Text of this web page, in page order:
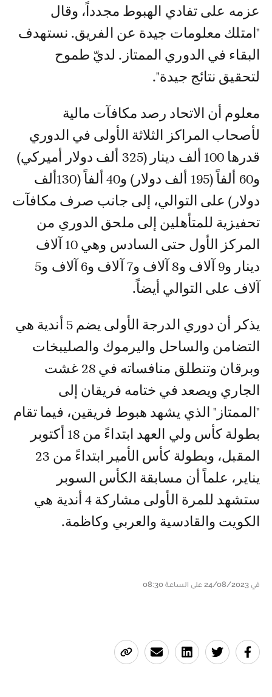
عزمه على تفادي الهبوط مجدداً، وقال
"امتلك معلومات جيدة عن الفريق. نستهدف
البقاء في الدوري الممتاز. لديّ طموح
لتحقيق نتائج جيدة".
معلوم أن الاتحاد رصد مكافآت مالية
لأصحاب المراكز الثلاثة الأولى في الدوري
قدرها 100 ألف دينار (325 ألف دولار أميركي)
و60 ألفاً (195 ألف دولار) و40 ألفاً (130ألف
دولار) على التوالي، إلى جانب صرف مكافآت
تحفيزية للمتأهلين إلى ملحق الدوري من
المركز الأول حتى السادس وهي 10 آلاف
دينار و9 آلاف و8 آلاف و7 آلاف و6 آلاف و5
آلاف على التوالي أيضاً.
يذكر أن دوري الدرجة الأولى يضم 5 أندية هي
التضامن والساحل واليرموك والصليبخات
وبرقان وتنطلق منافساته في 28 غشت
الجاري ويصعد في ختامه فريقان إلى
"الممتاز" الذي يشهد هبوط فريقين، فيما تقام
بطولة كأس ولي العهد ابتداءً من 18 أكتوبر
المقبل، وبطولة كأس الأمير ابتداءً من 23
يناير، علماً أن مسابقة الكأس السوبر
ستشهد للمرة الأولى مشاركة 4 أندية هي
الكويت والقادسية والعربي وكاظمة.
في 24/08/2023 على الساعة 08:30